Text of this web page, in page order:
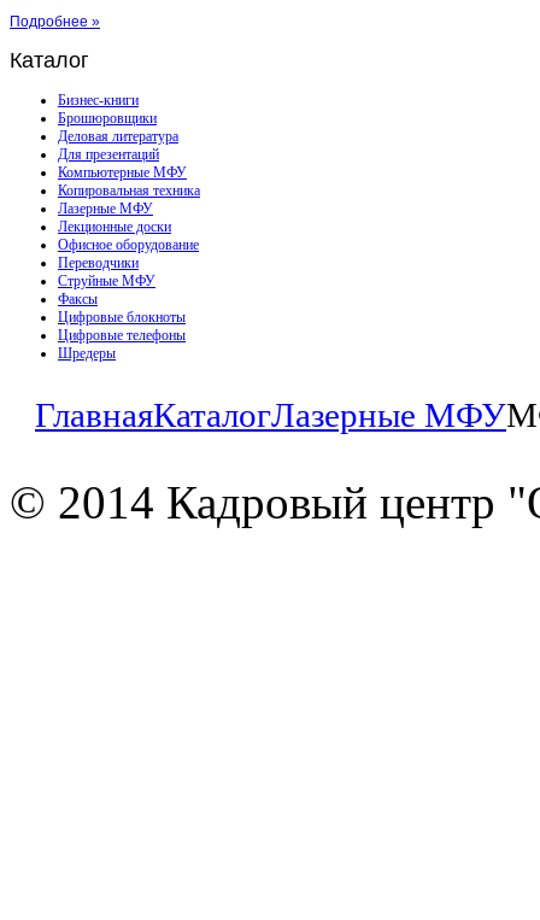
Подробнее »
Каталог
Бизнес-книги
Брошюровщики
Деловая литература
Для презентаций
Компьютерные МФУ
Копировальная техника
Лазерные МФУ
Лекционные доски
Офисное оборудование
Переводчики
Струйные МФУ
Факсы
Цифровые блокноты
Цифровые телефоны
Шредеры
ГлавнаяКаталогЛазерные МФУ
© 2014 Кадровый центр